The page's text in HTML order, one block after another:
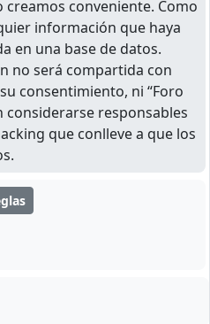
conveniente. Como
información que haya
en una base de datos.
no será compartida con
consentimiento, ni “Foro
considerarse responsables
que conlleve a que los